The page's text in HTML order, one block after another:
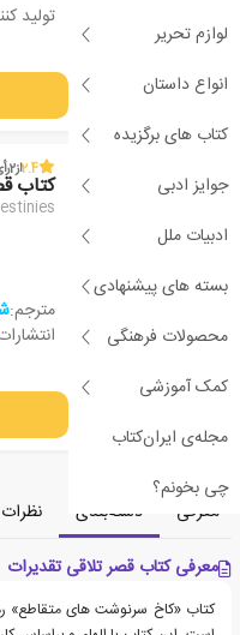
لوازم تحریر
انواع داستان
کتاب های برگزیده
جوایز ادبی
ادبیات ملل
بسته های پیشنهادی
محصولات فرهنگی
کمک آموزشی
مجله‌ی ایران‌کتاب
چی بخونم؟
تولید
جزئیات
2
2.4از2
کتاب
مترجم:
معرفی دسته‌بندی
نظرات
معرفی کتاب قصر تلاقی تقدیرات
کتاب «کاخ سرنوشت های متقاطع»